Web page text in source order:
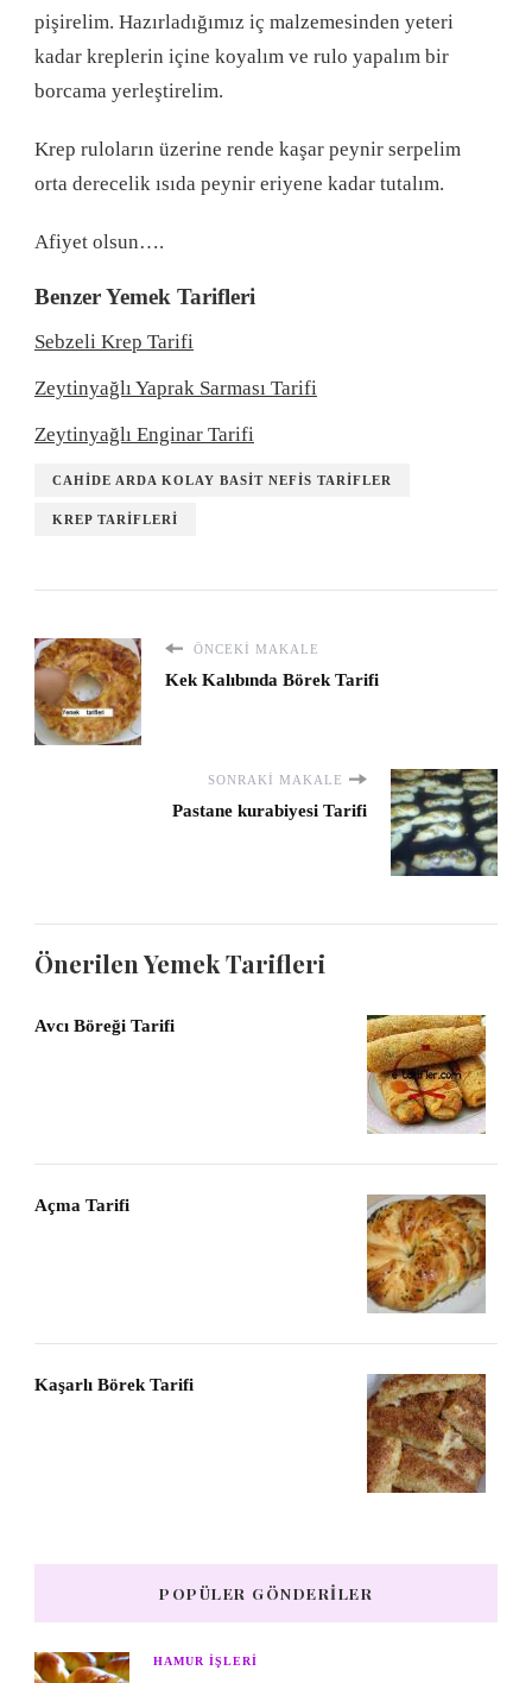
pişirelim. Hazırladığımız iç malzemesinden yeteri
kadar kreplerin içine koyalım ve rulo yapalım bir
borcama yerleştirelim.
Krep ruloların üzerine rende kaşar peynir serpelim
orta derecelik ısıda peynir eriyene kadar tutalım.
Afiyet olsun….
Benzer Yemek Tarifleri
Sebzeli Krep Tarifi
Zeytinyağlı Yaprak Sarması Tarifi
Zeytinyağlı Enginar Tarifi
CAHIDE ARDA KOLAY BASIT NEFIS TARIFLER
KREP TARIFLERI
ÖNCEKI MAKALE
Kek Kalıbında Börek Tarifi
SONRAKI MAKALE
Pastane kurabiyesi Tarifi
Önerilen Yemek Tarifleri
Avcı Böreği Tarifi
Açma Tarifi
Kaşarlı Börek Tarifi
POPÜLER GÖNDERILER
HAMUR IŞLERI